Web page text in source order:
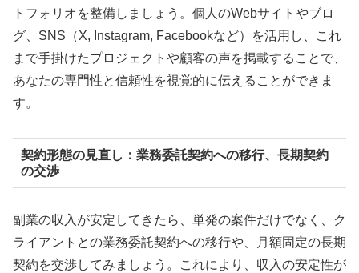
トフォリオを整備しましょう。個人のWebサイトやブロ
グ、SNS（X, Instagram, Facebookなど）を活用し、これ
まで手掛けたプロジェクトや顧客の声を掲載することで、
あなたの専門性と信頼性を視覚的に伝えることができま
す。
契約形態の見直し：業務委託契約への移行、長期契約
の交渉
副業の収入が安定してきたら、単発の案件だけでなく、ク
ライアントとの業務委託契約への移行や、月額固定の長期
契約を交渉してみましょう。これにより、収入の安定性が